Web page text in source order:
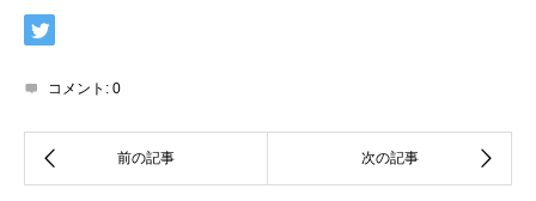
コメント: 0